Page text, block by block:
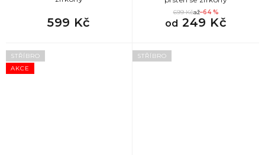
599 Kč
699 Kčaž–64 %
od 249 Kč
AKCE
STŘÍBRO STŘÍBRO